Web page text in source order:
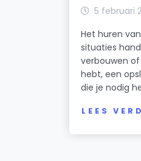
5 februari
Het huren
situaties
verbouwen
hebt, een
die je nodig
LEES